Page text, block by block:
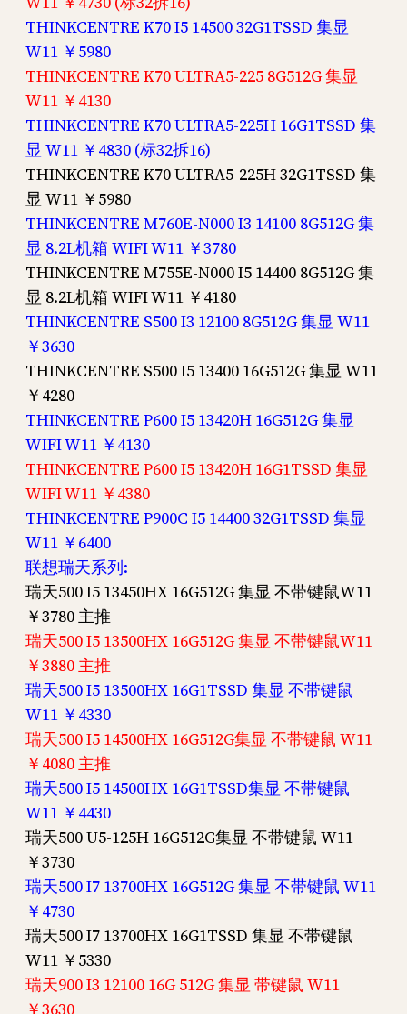
THINKCENTRE K70 I5 14500 32G1TSSD 集显
W11 ￥5980
THINKCENTRE K70 ULTRA5-225 8G512G 集显
W11 ￥4130
THINKCENTRE K70 ULTRA5-225H 16G1TSSD 集
显 W11 ￥4830 (标32拆16)
THINKCENTRE K70 ULTRA5-225H 32G1TSSD 集
显 W11 ￥5980
THINKCENTRE M760E-N000 I3 14100 8G512G 集
显 8.2L机箱 WIFI W11 ￥3780
THINKCENTRE M755E-N000 I5 14400 8G512G 集
显 8.2L机箱 WIFI W11 ￥4180
THINKCENTRE S500 I3 12100 8G512G 集显 W11
￥3630
THINKCENTRE S500 I5 13400 16G512G 集显 W11
￥4280
THINKCENTRE P600 I5 13420H 16G512G 集显
WIFI W11 ￥4130
THINKCENTRE P600 I5 13420H 16G1TSSD 集显
WIFI W11 ￥4380
THINKCENTRE P900C I5 14400 32G1TSSD 集显
W11 ￥6400
联想瑞天系列:
瑞天500 I5 13450HX 16G512G 集显 不带键鼠W11
￥3780 主推
瑞天500 I5 13500HX 16G512G 集显 不带键鼠W11
￥3880 主推
瑞天500 I5 13500HX 16G1TSSD 集显 不带键鼠
W11 ￥4330
瑞天500 I5 14500HX 16G512G集显 不带键鼠 W11
￥4080 主推
瑞天500 I5 14500HX 16G1TSSD集显 不带键鼠
W11 ￥4430
瑞天500 U5-125H 16G512G集显 不带键鼠 W11
￥3730
瑞天500 I7 13700HX 16G512G 集显 不带键鼠 W11
￥4730
瑞天500 I7 13700HX 16G1TSSD 集显 不带键鼠
W11 ￥5330
瑞天900 I3 12100 16G 512G 集显 带键鼠 W11
￥3630